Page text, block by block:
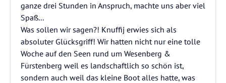
ganze drei Stunden in Anspruch, machte uns aber viel
Spaß...
Was sollen wir sagen?! Knuffij erwies sich als
absoluter Glücksgriff! Wir hatten nicht nur eine tolle
Woche auf den Seen rund um Wesenberg &
Fürstenberg weil es landschaftlich so schön ist,
sondern auch weil das kleine Boot alles hatte, was